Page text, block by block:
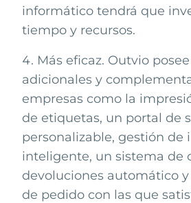
informático tendrá que
tiempo y recursos.
Más eficaz. Outvio
adicionales y
empresas como la
de etiquetas, un portal de
personalizable, gestión de
inteligente, un sistema de
devoluciones automático
de pedido con las que